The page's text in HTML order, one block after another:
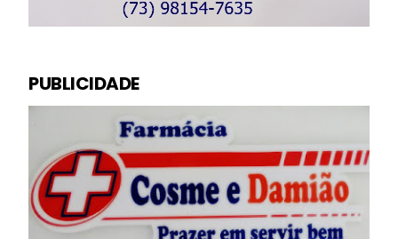
PUBLICIDADE